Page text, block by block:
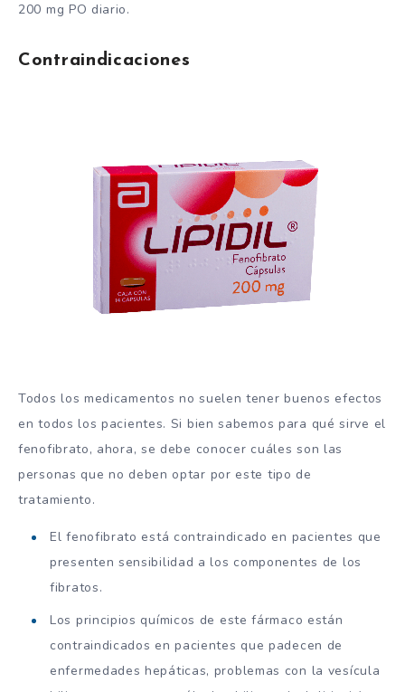
200 mg PO diario.
Contraindicaciones
Todos los medicamentos no suelen tener buenos efectos
en todos los pacientes. Si bien sabemos para qué sirve el
fenofibrato, ahora, se debe conocer cuáles son las
personas que no deben optar por este tipo de
tratamiento.
El fenofibrato está contraindicado en pacientes que
presenten sensibilidad a los componentes de los
fibratos.
Los principios químicos de este fármaco están
contraindicados en pacientes que padecen de
enfermedades hepáticas, problemas con la vesícula